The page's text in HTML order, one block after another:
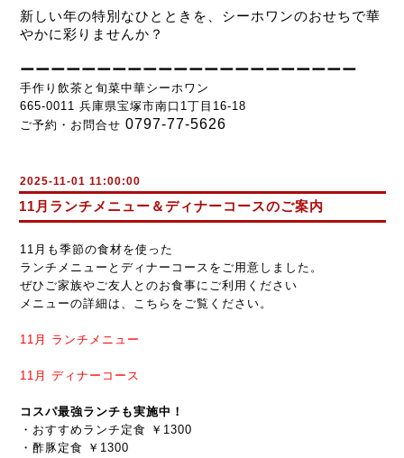
新しい年の特別なひとときを、シーホワンのおせちで華
やかに彩りませんか？
ーーーーーーーーーーーーーーーーーーーーーー
手作り飲茶と旬菜中華シーホワン
665-0011 兵庫県宝塚市南口1丁目16-18
ご予約・お問合せ 0797-77-5626
2025-11-01 11:00:00
11月ランチメニュー＆ディナーコースのご案内
11月も季節の食材を使った
ランチメニューとディナーコースをご用意しました。
ぜひご家族やご友人とのお食事にご利用ください
メニューの詳細は、こちらをご覧ください。
11月 ランチメニュー
11月 ディナーコース
コスパ最強ランチも実施中！
・おすすめランチ定食 ￥1300
・酢豚定食 ￥1300